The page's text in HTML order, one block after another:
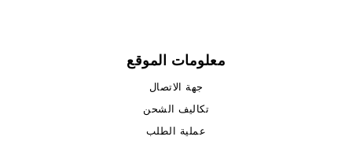
معلومات الموقع
جهة الاتصال
تكاليف الشحن
عملية الطلب